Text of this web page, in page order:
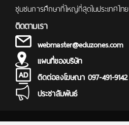
ชุมชนการศึกษาที่ใหญ่ที่สุดในประเทศไทย
ติดตามเรา
webmaster@eduzones.com
แผนที่ของบริษัท
ติดต่อลงโฆษณา 097-491-9142
ประชาสัมพันธ์